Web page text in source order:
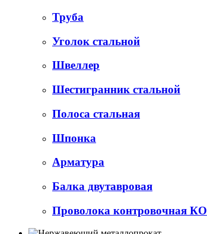
Труба
Уголок стальной
Швеллер
Шестигранник стальной
Полоса стальная
Шпонка
Арматура
Балка двутавровая
Проволока контровочная КО